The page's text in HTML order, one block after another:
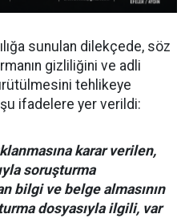
sunulan dilekçede, söz
gizliliğini ve adli
tehlikeye
ifadelere yer verildi:
karar verilen,
soruşturma
bilgi ve belge almasının
dosyasıyla ilgili, var